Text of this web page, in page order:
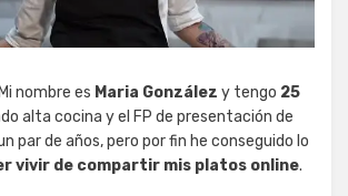
nombre es Maria González y tengo 25
alta cocina y el FP de presentación de
par de años, pero por fin he conseguido lo
vivir de compartir mis platos online.